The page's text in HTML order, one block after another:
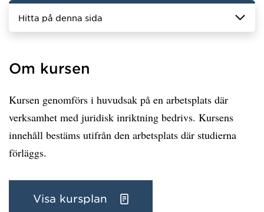
Hitta på denna sida
Om kursen
Kursen genomförs i huvudsak på en arbetsplats där
verksamhet med juridisk inriktning bedrivs. Kursens
innehåll bestäms utifrån den arbetsplats där studierna
förläggs.
Visa kursplan